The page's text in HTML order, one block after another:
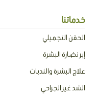
a
a
tخدماتنا
الحقن التجميلي
إبر نضارة البشرة
علاج البشرة والندبات
الشد غير الجراحي